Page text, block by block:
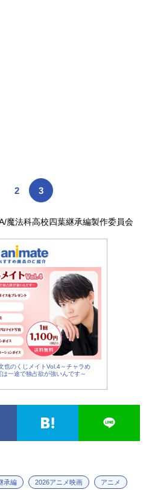
2 3
魔法科高校四葉継承編製作委員会
也のくじメイトVol.4～チャラめ
一途で独占欲が強いんです～
承編 2026アニメ映画 アニメ